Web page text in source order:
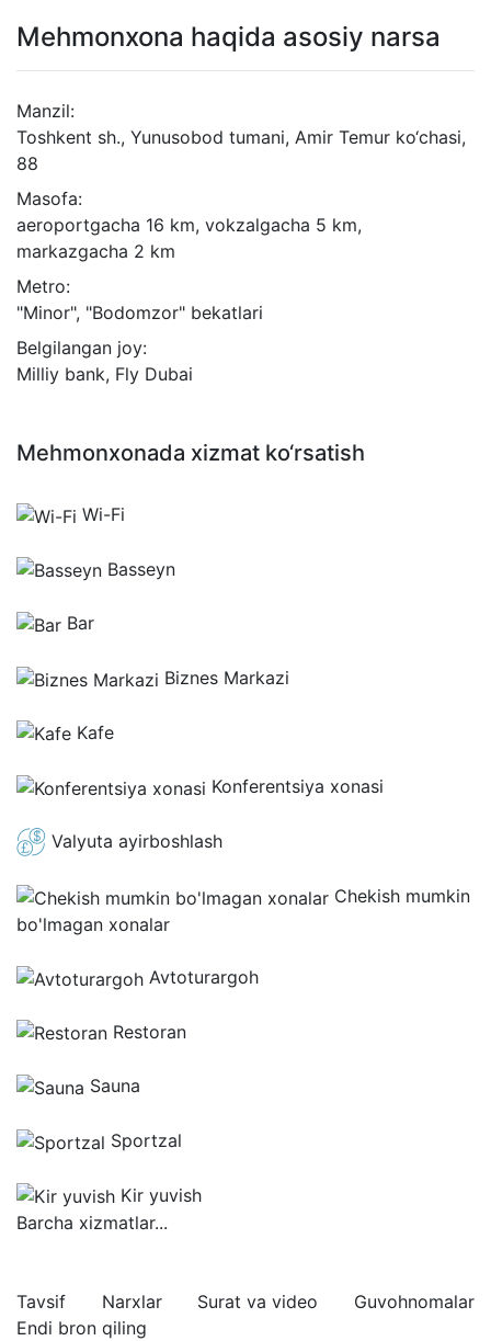
Mehmonxona haqida asosiy narsa
Manzil:
Toshkent sh., Yunusobod tumani, Amir Temur ko‘chasi,
88
Masofa:
aeroportgacha 16 km, vokzalgacha 5 km,
markazgacha 2 km
Metro:
"Minor", "Bodomzor" bekatlari
Belgilangan joy:
Milliy bank, Fly Dubai
Mehmonxonada xizmat ko‘rsatish
Wi-Fi
Basseyn
Bar
Biznes Markazi
Kafe
Konferentsiya xonasi
Valyuta ayirboshlash
Chekish mumkin
bo'lmagan xonalar
Avtoturargoh
Restoran
Sauna
Sportzal
Kir yuvish
Barcha xizmatlar...
Tavsif Narxlar Surat va video
Guvohnomalar
Endi bron qiling